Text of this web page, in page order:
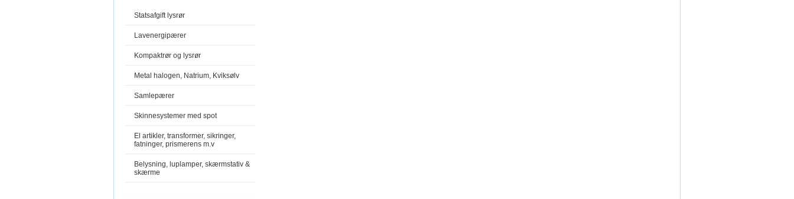
Statsafgift lysrør
Lavenergipærer
Kompaktrør og lysrør
Metal halogen, Natrium, Kviksølv
Samlepærer
Skinnesystemer med spot
El artikler, transformer, sikringer,
fatninger, prismerens m.v
Belysning, luplamper, skærmstativ &
skærme